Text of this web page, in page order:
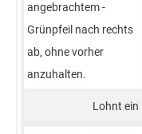
angebrachtem ­
Grünpfeil nach ­rechts
ab, ­ohne vorher
anzuhalten.